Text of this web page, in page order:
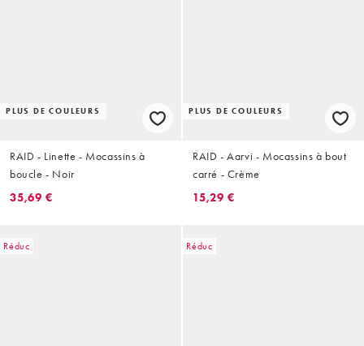
PLUS DE COULEURS
RAID - Linette - Mocassins à
boucle - Noir
35,69 €
PLUS DE COULEURS
RAID - Aarvi - Mocassins à bout
carré - Crème
15,29 €
Réduc Réduc